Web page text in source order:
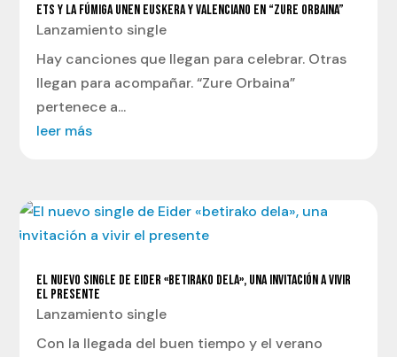
ETS Y LA FÚMIGA UNEN EUSKERA Y VALENCIANO EN “ZURE ORBAINA”
Lanzamiento single
Hay canciones que llegan para celebrar. Otras
llegan para acompañar. “Zure Orbaina”
pertenece a...
leer más
EL NUEVO SINGLE DE EIDER «BETIRAKO DELA», UNA INVITACIÓN A VIVIR
EL PRESENTE
Lanzamiento single
Con la llegada del buen tiempo y el verano